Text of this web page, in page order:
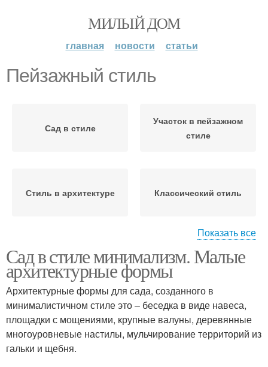
МИЛЫЙ ДОМ
главная новости статьи
Пейзажный стиль
Сад в стиле
Участок в пейзажном
стиле
Стиль в архитектуре Классический стиль
Стиль в саду
Стиль в ландшафтном
дизайне
Сад в пейзажном стиле Английский стиль
Показать все
Сад в стиле минимализм. Малые
архитектурные формы
Архитектурные формы для сада, созданного в
минималистичном стиле это – беседка в виде навеса,
площадки с мощениями, крупные валуны, деревянные
многоуровневые настилы, мульчирование территорий из
гальки и щебня.